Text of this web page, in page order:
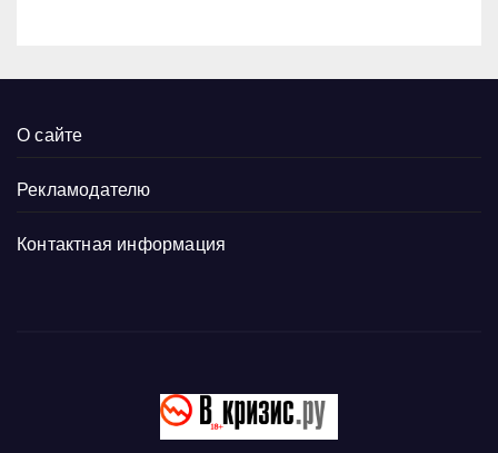
О сайте
Рекламодателю
Контактная информация